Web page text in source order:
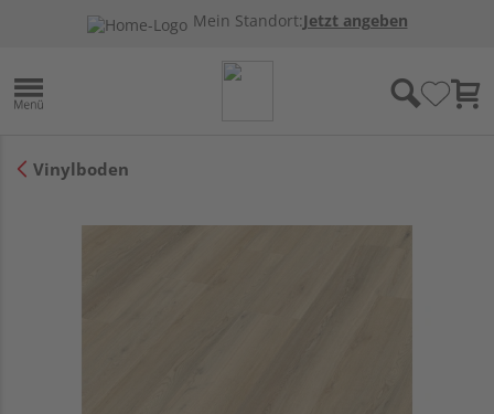
Mein Standort:Jetzt angeben
Vinylboden